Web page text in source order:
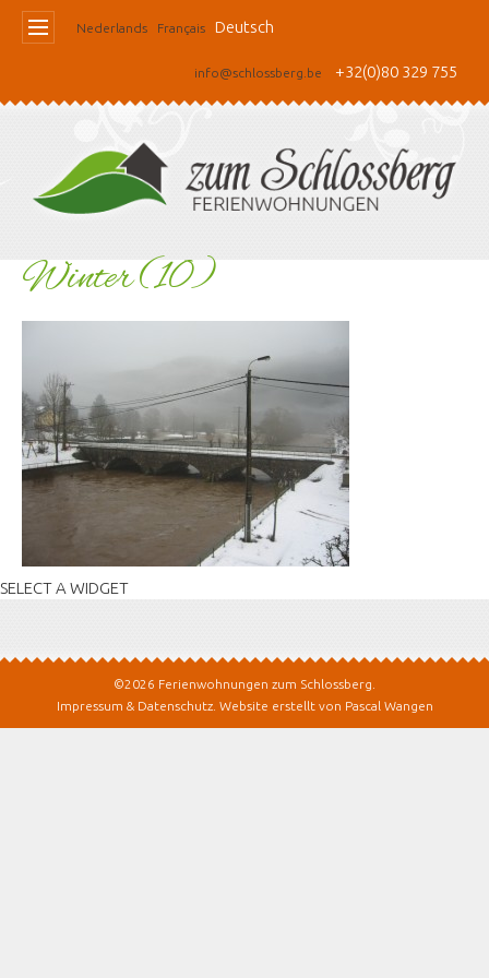
Nederlands Français Deutsch
info@schlossberg.be +32(0)80 329 755
Winter (10)
SELECT A WIDGET
©2026 Ferienwohnungen zum Schlossberg.
Impressum & Datenschutz. Website erstellt von Pascal Wangen